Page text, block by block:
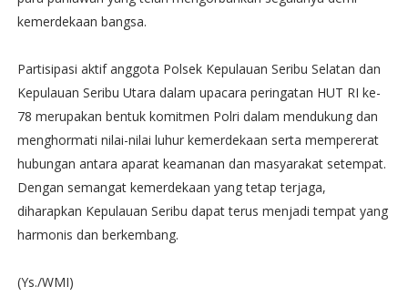
kemerdekaan bangsa.
Partisipasi aktif anggota Polsek Kepulauan Seribu Selatan dan
Kepulauan Seribu Utara dalam upacara peringatan HUT RI ke-
78 merupakan bentuk komitmen Polri dalam mendukung dan
menghormati nilai-nilai luhur kemerdekaan serta mempererat
hubungan antara aparat keamanan dan masyarakat setempat.
Dengan semangat kemerdekaan yang tetap terjaga,
diharapkan Kepulauan Seribu dapat terus menjadi tempat yang
harmonis dan berkembang.
(Ys./WMI)